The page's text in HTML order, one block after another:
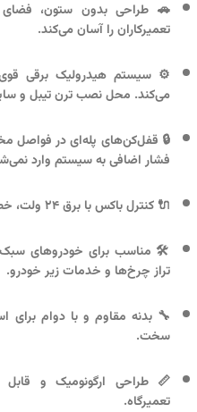
🚗 طراحی بدون ستون، فضای
تعمیرکاران را آسان می‌کند.
⚙️ سیستم هیدرولیک برقی
می‌کند. محل نصب ترن تیبل و
🔒 قفل‌کن‌های پله‌ای در فواصل
فشار اضافی به سیستم وارد
🔌 کنترل باکس با برق ۲۴ ولت، خطر برق‌گرفتگی را حذف می‌کند.
🛠️ مناسب برای خودروهای سبک
تراز چرخ‌ها و خدمات زیر خودرو.
🔧 بدنه مقاوم و با دوام برای
سخت.
📏 طراحی ارگونومیک و
تعمیرگاه.